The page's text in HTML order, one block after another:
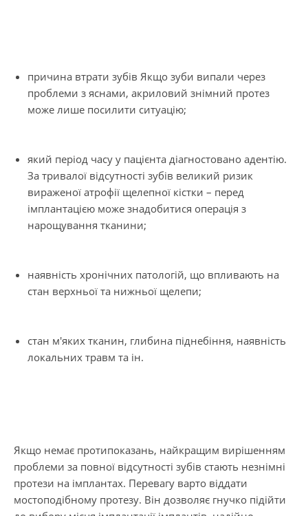
причина втрати зубів Якщо зуби випали через
проблеми з яснами, акриловий знімний протез
може лише посилити ситуацію;
який період часу у пацієнта діагностовано адентію.
За тривалої відсутності зубів великий ризик
вираженої атрофії щелепної кістки – перед
імплантацією може знадобитися операція з
нарощування тканини;
наявність хронічних патологій, що впливають на
стан верхньої та нижньої щелепи;
стан м'яких тканин, глибина піднебіння, наявність
локальних травм та ін.
Якщо немає протипоказань, найкращим вирішенням
проблеми за повної відсутності зубів стають незнімні
протези на імплантах. Перевагу варто віддати
мостоподібному протезу. Він дозволяє гнучко підійти